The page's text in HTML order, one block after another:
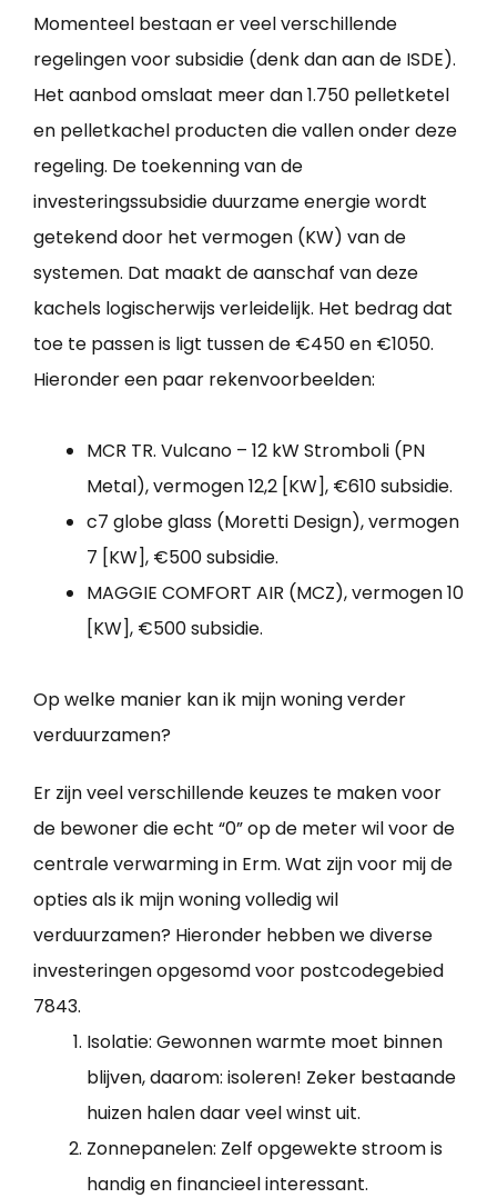
Momenteel bestaan er veel verschillende
regelingen voor subsidie (denk dan aan de ISDE).
Het aanbod omslaat meer dan 1.750 pelletketel
en pelletkachel producten die vallen onder deze
regeling. De toekenning van de
investeringssubsidie duurzame energie wordt
getekend door het vermogen (KW) van de
systemen. Dat maakt de aanschaf van deze
kachels logischerwijs verleidelijk. Het bedrag dat
toe te passen is ligt tussen de €450 en €1050.
Hieronder een paar rekenvoorbeelden:
MCR TR. Vulcano – 12 kW Stromboli (PN
Metal), vermogen 12,2 [KW], €610 subsidie.
c7 globe glass (Moretti Design), vermogen
7 [KW], €500 subsidie.
MAGGIE COMFORT AIR (MCZ), vermogen 10
[KW], €500 subsidie.
Op welke manier kan ik mijn woning verder
verduurzamen?
Er zijn veel verschillende keuzes te maken voor
de bewoner die echt “0” op de meter wil voor de
centrale verwarming in Erm. Wat zijn voor mij de
opties als ik mijn woning volledig wil
verduurzamen? Hieronder hebben we diverse
investeringen opgesomd voor postcodegebied
7843.
Isolatie: Gewonnen warmte moet binnen
blijven, daarom: isoleren! Zeker bestaande
huizen halen daar veel winst uit.
Zonnepanelen: Zelf opgewekte stroom is
handig en financieel interessant.